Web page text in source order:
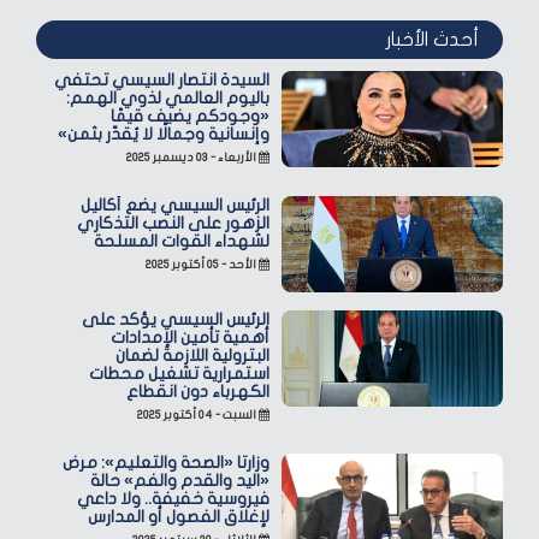
أحدث الأخبار
السيدة انتصار السيسي تحتفي
باليوم العالمي لذوي الهمم:
«وجودكم يضيف قيمًا
وإنسانية وجمالًا لا يُقدّر بثمن»
الأربعاء - ٠٣ ديسمبر ٢٠٢٥
الرئيس السيسي يضع أكاليل
الزهور على النصب التذكاري
لشهداء القوات المسلحة
الأحد - ٠٥ أكتوبر ٢٠٢٥
الرئيس السيسي يؤكد على
أهمية تأمين الإمدادات
البترولية اللازمة لضمان
استمرارية تشغيل محطات
الكهرباء دون انقطاع
السبت - ٠٤ أكتوبر ٢٠٢٥
وزارتا «الصحة والتعليم»: مرض
«اليد والقدم والفم» حالة
فيروسية خفيفة.. ولا داعي
لإغلاق الفصول أو المدارس